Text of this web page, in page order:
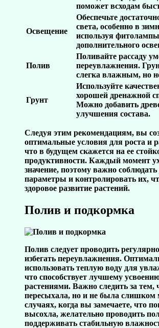
поможет всходам
Освещение
Обеспечьте
света, особенно в
используя
дополнительного
Полив
Поливайте рассаду
переувлажнения.
слегка влажным, но
Грунт
Используйте
хорошей дренажной
Можно добавить
улучшения состава.
Следуя этим рекомендациям, вы
оптимальные условия для роста и
что в будущем скажется на ее
продуктивности. Каждый момент
значение, поэтому важно
параметры и контролировать их,
здоровое развитие растений.
Полив и подкормка
Полив следует проводить
избегать переувлажнения.
использовать теплую воду для
что способствует лучшему
растениями. Важно следить за тем,
пересыхала, но и не была слишком
случаях, когда вы замечаете, что
высохла, желательно проводить
поддерживать стабильную